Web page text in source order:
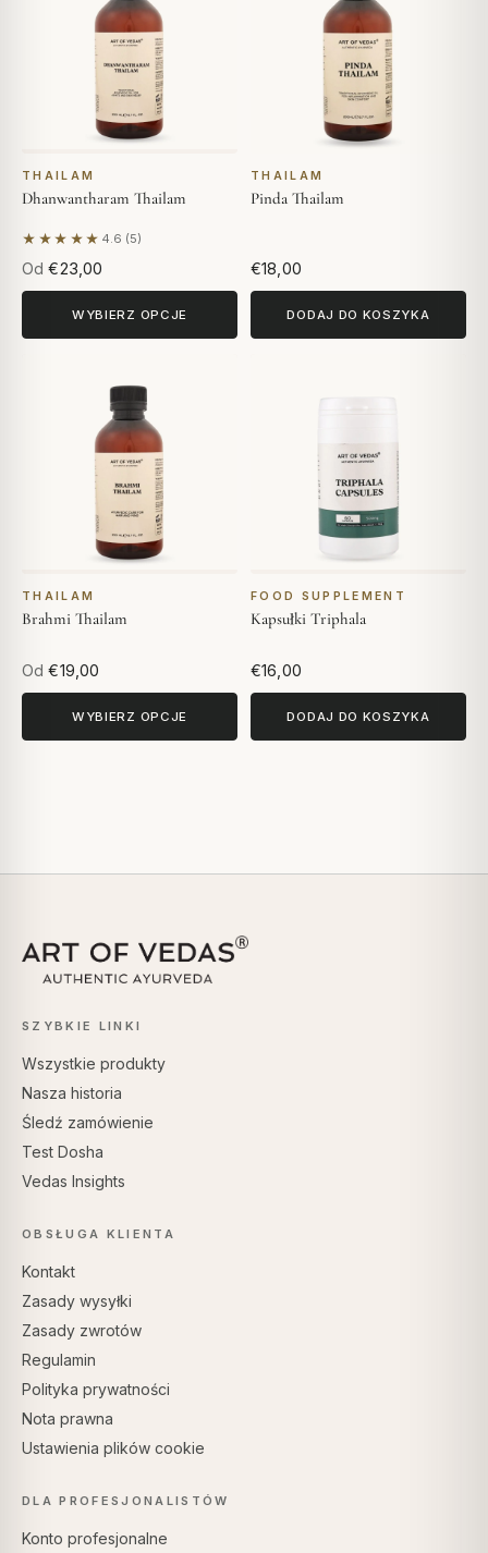
THAILAM
Dhanwantharam Thailam
★★★★★ 4.6 (5)
Na podstawie 5 opinii
Od €23,00
WYBIERZ OPCJE
THAILAM
Pinda Thailam
€18,00
DODAJ DO KOSZYKA
THAILAM
Brahmi Thailam
Od €19,00
WYBIERZ OPCJE
FOOD SUPPLEMENT
Kapsułki Triphala
€16,00
DODAJ DO KOSZYKA
SZYBKIE LINKI
Wszystkie produkty
Nasza historia
Śledź zamówienie
Test Dosha
Vedas Insights
OBSŁUGA KLIENTA
Kontakt
Zasady wysyłki
Zasady zwrotów
Regulamin
Polityka prywatności
Nota prawna
Ustawienia plików cookie
DLA PROFESJONALISTÓW
Konto profesjonalne